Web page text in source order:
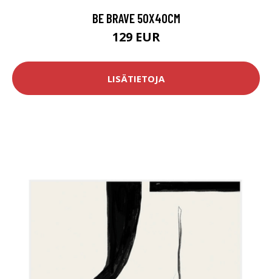
BE BRAVE 50X40CM
129 EUR
LISÄTIETOJA